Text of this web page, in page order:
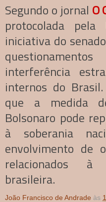
Segundo o jornal O
protocolada
iniciativa do
interferência
internos do
que a medida
Bolsonaro pode
à soberania
envolvimento de
relacionados à
brasileira.
João Francisco de Andrade às